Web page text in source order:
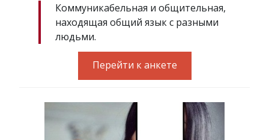
Коммуникабельная и общительная,
находящая общий язык с разными
людьми.
Перейти к анкете